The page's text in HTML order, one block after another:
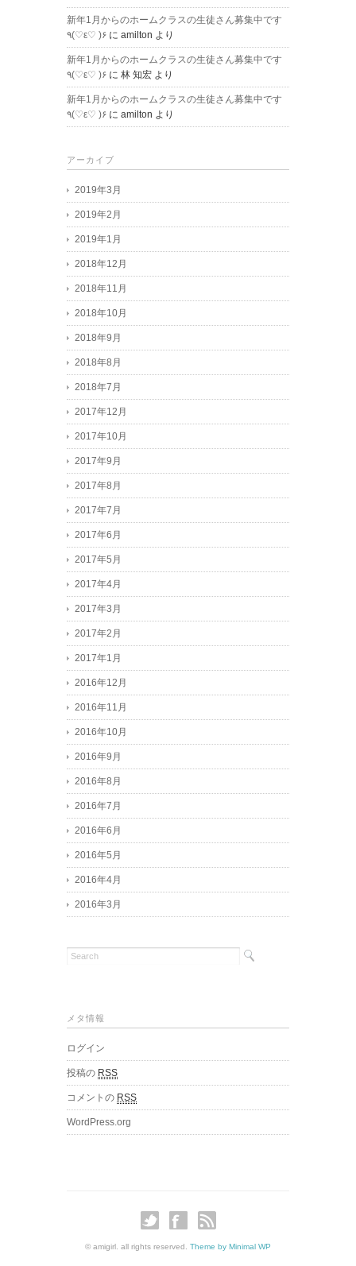
新年1月からのホームクラスの生徒さん募集中です
٩(♡ε♡ )۶ に amilton より
新年1月からのホームクラスの生徒さん募集中です
٩(♡ε♡ )۶ に 林 知宏 より
新年1月からのホームクラスの生徒さん募集中です
٩(♡ε♡ )۶ に amilton より
アーカイブ
2019年3月
2019年2月
2019年1月
2018年12月
2018年11月
2018年10月
2018年9月
2018年8月
2018年7月
2017年12月
2017年10月
2017年9月
2017年8月
2017年7月
2017年6月
2017年5月
2017年4月
2017年3月
2017年2月
2017年1月
2016年12月
2016年11月
2016年10月
2016年9月
2016年8月
2016年7月
2016年6月
2016年5月
2016年4月
2016年3月
メタ情報
ログイン
投稿の RSS
コメントの RSS
WordPress.org
© amigirl. all rights reserved. Theme by Minimal WP